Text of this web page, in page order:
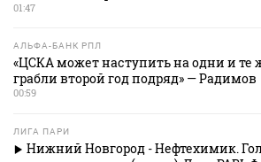
01:47
АЛЬФА-БАНК РПЛ
«ЦСКА может наступить на одни и те
грабли второй год подряд» — Радимов
00:59
ЛИГА ПАРИ
Нижний Новгород - Нефтехимик.